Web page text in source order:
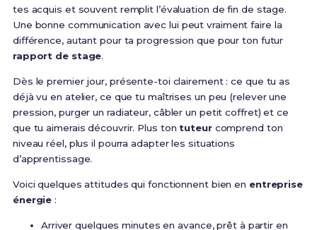
tes acquis et souvent remplit l’évaluation de fin de stage.
Une bonne communication avec lui peut vraiment faire la
différence, autant pour ta progression que pour ton futur
rapport de stage.
Dès le premier jour, présente-toi clairement : ce que tu as
déjà vu en atelier, ce que tu maîtrises un peu (relever une
pression, purger un radiateur, câbler un petit coffret) et ce
que tu aimerais découvrir. Plus tontuteurcomprend ton
niveau réel, plus il pourra adapter les situations
d’apprentissage.
Voici quelques attitudes qui fonctionnent bien en entreprise
énergie :
Arriver quelques minutes en avance, prêt à partir en